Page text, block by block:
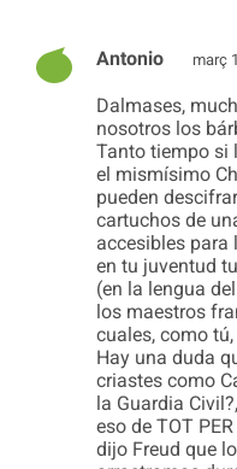
Antonio març
Dalmases,
nosotros los
Tanto tiempo si
el mismísimo
pueden
cartuchos de
accesibles para
en tu juventud
(en la lengua
los maestros
cuales, como
Hay una duda
criastes como
la Guardia
eso de TOT
dijo Freud que